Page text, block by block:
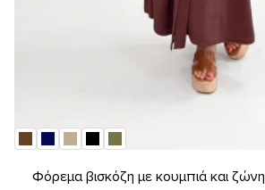
Φόρεμα βισκόζη με κουμπιά και ζώνη